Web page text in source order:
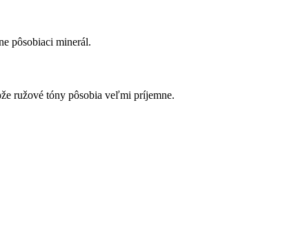
pôsobiaci minerál.
ružové tóny pôsobia veľmi príjemne.